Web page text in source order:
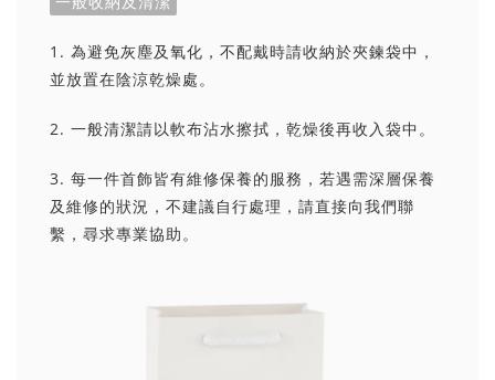
1. 為避免灰塵及氧化，不配戴時請收納於夾鍊袋中，
並放置在陰涼乾燥處。
2. 一般清潔請以軟布沾水擦拭，乾燥後再收入袋中。
3. 每一件首飾皆有維修保養的服務，若遇需深層保養
及維修的狀況，不建議自行處理，請直接向我們聯
繫，尋求專業協助。